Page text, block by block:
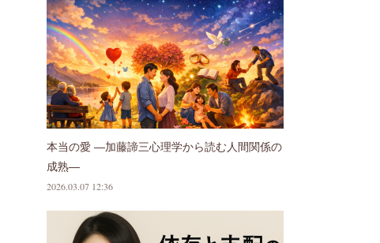
本当の愛 ―加藤諦三心理学から読む人間関係の
成熟―
2026.03.07 12:36